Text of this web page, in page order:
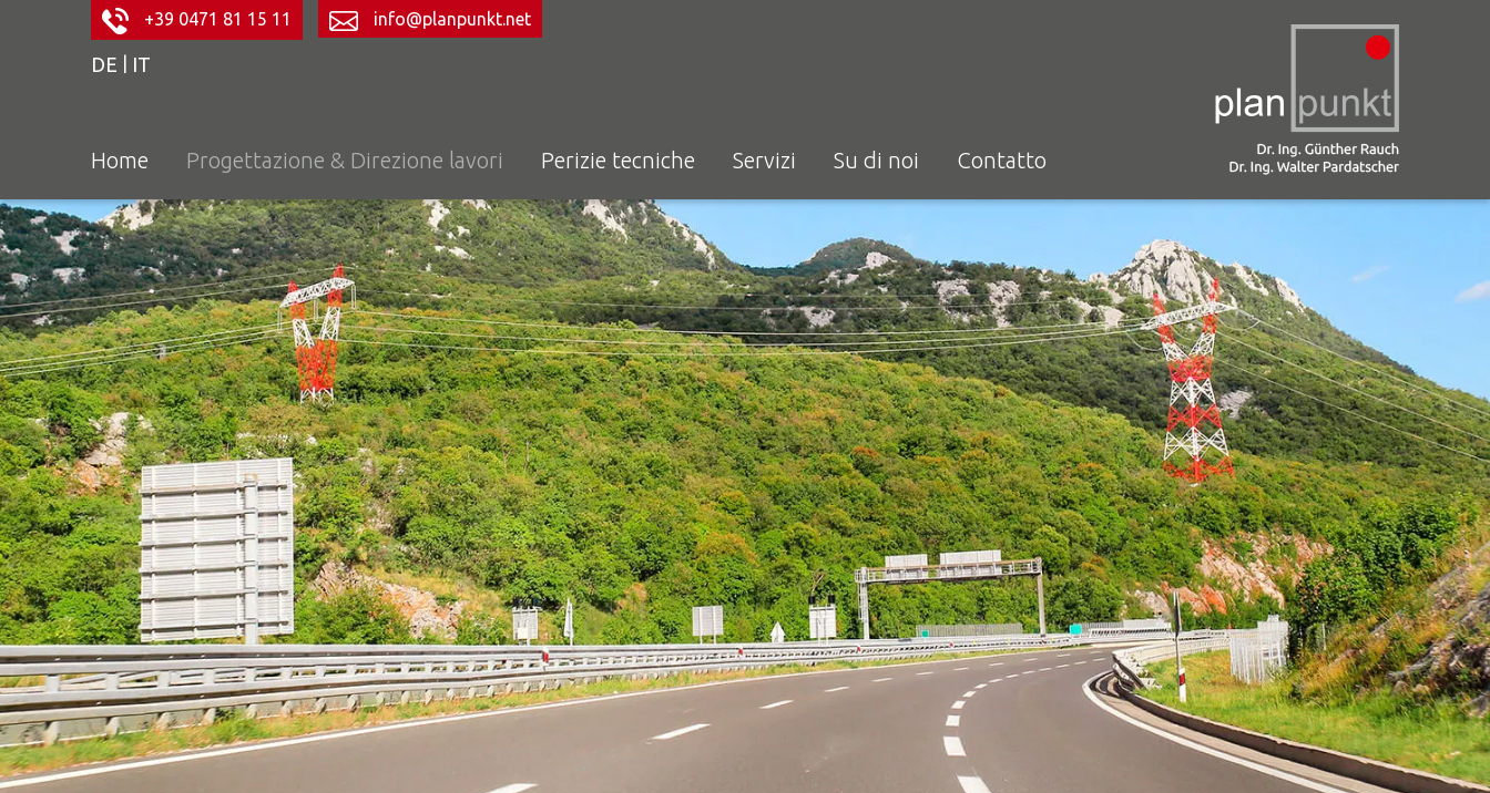
+39 0471 81 15 11 info@planpunkt.net
DE IT
Home Progettazione & Direzione lavori Perizie tecniche Servizi Su di noi Contatto